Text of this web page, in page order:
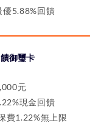
5.88%回饋
御璽卡
元
現金回饋
費1.22%無上限